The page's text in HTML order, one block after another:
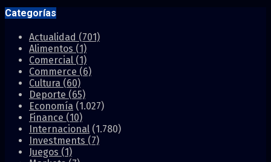
Categorías
Actualidad (701)
Alimentos (1)
Comercial (1)
Commerce (6)
Cultura (60)
Deporte (65)
Economía (1.027)
Finance (10)
Internacional (1.780)
Investments (7)
Juegos (1)